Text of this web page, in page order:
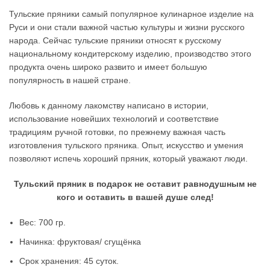
Тульские пряники самый популярное кулинарное изделие на
Руси и они стали важной частью культуры и жизни русского
народа. Сейчас тульские пряники относят к русскому
национальному кондитерскому изделию, производство этого
продукта очень широко развито и имеет большую
популярность в нашей стране.
Любовь к данному лакомству написано в истории,
использование новейших технологий и соответствие
традициям ручной готовки, по прежнему важная часть
изготовления тульского пряника. Опыт, искусство и умения
позволяют испечь хороший пряник, который уважают люди.
Тульский пряник в подарок не оставит равнодушным не
кого и оставить в вашей душе след!
Вес: 700 гр.
Начинка: фруктовая/ сгущёнка
Срок хранения: 45 суток.